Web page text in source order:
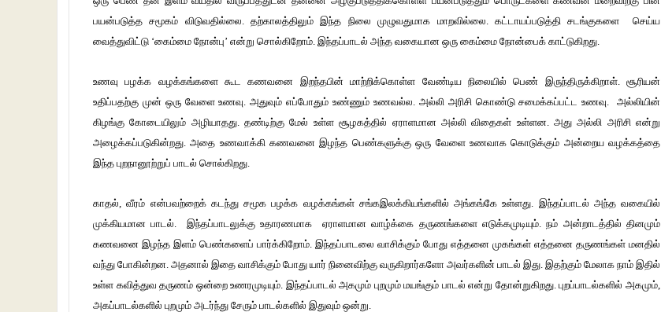
பயன்படுத்த சமூகம் விடுவதில்லை. தற்காலத்திலும் இந்த நிலை முழுவதுமாக மாறவில்லை. கட்டாயப்படுத்தி சடங்குகளை செய்ய
வைத்துவிட்டு ‘கைம்மை நோன்பு’ என்று சொல்கிறோம். இந்தப்பாடல் அந்த வகையான ஒரு கைம்மை நோன்பைக் காட்டுகிறது.
உணவு பழக்க வழக்கங்களை கூட கணவனை இறந்தபின் மாற்றிக்கொள்ள வேண்டிய நிலையில் பெண் இருந்திருக்கிறாள். சூரியன்
உதிப்பதற்கு முன் ஒரு வேளை உணவு. அதுவும் எப்போதும் உண்ணும் உணவல்ல. அல்லி அரிசி கொண்டு சமைக்கப்பட்ட உணவு. அல்லியின்
கிழங்கு கோடையிலும் அழியாதது. தண்டிற்கு மேல் உள்ள சூழகத்தில் ஏராளமான அல்லி விதைகள் உள்ளன. அது அல்லி அரிசி என்று
அழைக்கப்படுகின்றது. அதை உணவாக்கி கணவனை இழந்த பெண்களுக்கு ஒரு வேளை உணவாக கொடுக்கும் அன்றைய வழக்கத்தை
இந்த புறநானூற்றுப் பாடல் சொல்கிறது.
காதல், வீரம் என்பவற்றைக் கடந்து சமூக பழக்க வழக்கங்கள் சங்கஇலக்கியங்களில் அங்கங்கே உள்ளது. இந்தப்பாடல் அந்த வகையில்
முக்கியமான பாடல். இந்தப்பாடலுக்கு உதாரணமாக ஏராளமான வாழ்க்கை தருணங்களை எடுக்கமுடியும். நம் அன்றாடத்தில் தினமும்
கணவனை இழந்த இளம் பெண்களைப் பார்க்கிறோம். இந்தப்பாடலை வாசிக்கும் போது எத்தனை முகங்கள் எத்தனை தருணங்கள் மனதில்
வந்து போகின்றன. அதனால் இதை வாசிக்கும் போது யார் நினைவிற்கு வருகிறார்களோ அவர்களின் பாடல் இது. இதற்கும் மேலாக நாம் இதில்
உள்ள கவித்துவ தருணம் ஒன்றை உணரமுடியும். இந்தப்பாடல் அகமும் புறமும் மயங்கும் பாடல் என்று தோன்றுகிறது. புறப்பாடல்களில் அகமும்,
அகப்பாடல்களில் புறமும் அடர்ந்து சேரும் பாடல்களில் இதுவும் ஒன்று.